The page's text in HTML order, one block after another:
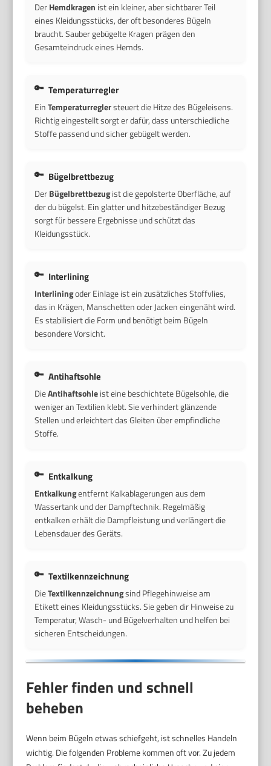
DerHemdkragen ist ein kleiner, aber sichtbarer Teil
eines Kleidungsstücks, der oft besonderes Bügeln
braucht. Sauber gebügelte Kragen prägen den
Gesamteindruck eines Hemds.
Temperaturregler
EinTemperaturreglersteuert die Hitze des Bügeleisens.
Richtig eingestellt sorgt er dafür, dass unterschiedliche
Stoffe passend und sicher gebügelt werden.
Bügelbrettbezug
DerBügelbrettbezugist die gepolsterte Oberfläche, auf
der du bügelst. Ein glatter und hitzebeständiger Bezug
sorgt für bessere Ergebnisse und schützt das
Kleidungsstück.
Interlining
Interliningoder Einlage ist ein zusätzliches Stoffvlies,
das in Krägen, Manschetten oder Jacken eingenäht wird.
Es stabilisiert die Form und benötigt beim Bügeln
besondere Vorsicht.
Antihaftsohle
DieAntihaftsohleist eine beschichtete Bügelsohle, die
weniger an Textilien klebt. Sie verhindert glänzende
Stellen und erleichtert das Gleiten über empfindliche
Stoffe.
Entkalkung
Entkalkungentfernt Kalkablagerungen aus dem
Wassertank und der Dampftechnik. Regelmäßig
entkalken erhält die Dampfleistung und verlängert die
Lebensdauer des Geräts.
Textilkennzeichnung
DieTextilkennzeichnungsind Pflegehinweise am
Etikett eines Kleidungsstücks. Sie geben dir Hinweise zu
Temperatur, Wasch- und Bügelverhalten und helfen bei
sicheren Entscheidungen.
Fehler finden und schnell
beheben
Wenn beim Bügeln etwas schiefgeht, ist schnelles Handeln
wichtig. Die folgenden Probleme kommen oft vor. Zu jedem